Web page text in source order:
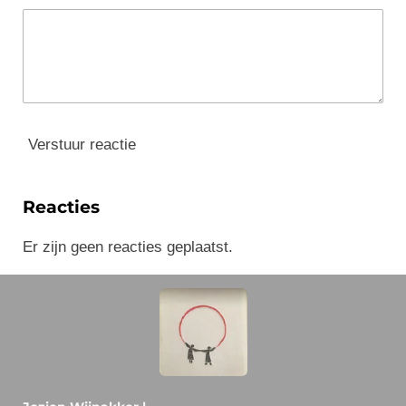
Verstuur reactie
Reacties
Er zijn geen reacties geplaatst.